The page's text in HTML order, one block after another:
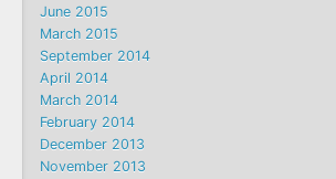
June 2015
March 2015
September 2014
April 2014
March 2014
February 2014
December 2013
November 2013